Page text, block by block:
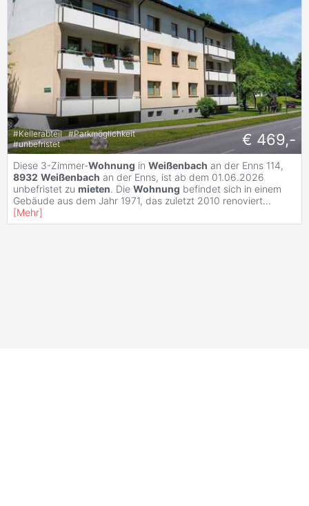
#Kellerabteil #Parkmöglichkeit
#unbefristet € 469,-
Diese 3-Zimmer-Wohnung in Weißenbach an der Enns 114,
8932 Weißenbach an der Enns, ist ab dem 01.06.2026
unbefristet zu mieten. Die Wohnung befindet sich in einem
Gebäude aus dem Jahr 1971, das zuletzt 2010 renoviert...
[Mehr]